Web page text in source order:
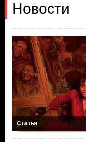
Новости
Статья